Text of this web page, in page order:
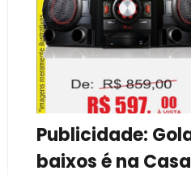
Publicidade:
baixos é na